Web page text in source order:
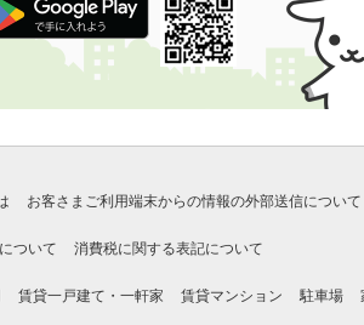
お客さまご利用端末からの情報の外部送信について
ついて 消費税に関する表記について
賃貸一戸建て・一軒家 賃貸マンション 駐車場